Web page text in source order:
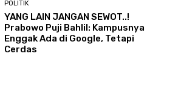
POLITIK
YANG LAIN JANGAN SEWOT..!
Prabowo Puji Bahlil: Kampusnya
Enggak Ada di Google, Tetapi
Cerdas